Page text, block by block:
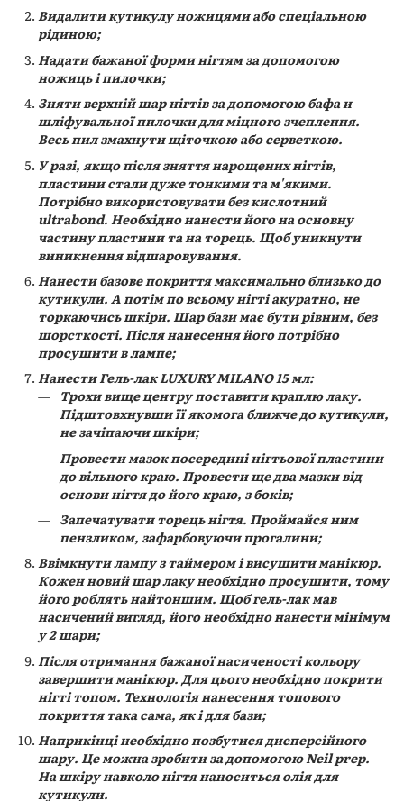
Видалити кутикулу ножицями або спеціальною
рідиною;
Надати бажаної форми нігтям за допомогою
ножиць і пилочки;
Зняти верхній шар нігтів за допомогою бафа и
шліфувальної пилочки для міцного зчеплення.
Весь пил змахнути щіточкою або серветкою.
У разі, якщо після зняття нарощених нігтів,
пластини стали дуже тонкими та м'якими.
Потрібно використовувати без кислотний
ultrabond. Необхідно нанести його на основну
частину пластини та на торець. Щоб уникнути
виникнення відшаровування.
Нанести базове покриття максимально близько до
кутикули. А потім по всьому нігті акуратно, не
торкаючись шкіри. Шар бази має бути рівним, без
шорсткості. Після нанесення його потрібно
просушити в лампе;
Нанести Гель-лак LUXURY MILANO 15 мл:
Трохи вище центру поставити краплю лаку.
Підштовхнувши її якомога ближче до кутикули,
не зачіпаючи шкіри;
Провести мазок посередині нігтьової пластини
до вільного краю. Провести ще два мазки від
основи нігтя до його краю, з боків;
Запечатувати торець нігтя. Проймайся ним
пензликом, зафарбовуючи прогалини;
Ввімкнути лампу з таймером і висушити манікюр.
Кожен новий шар лаку необхідно просушити, тому
його роблять найтоншим. Щоб гель-лак мав
насичений вигляд, його необхідно нанести мінімум
у 2 шари;
Після отримання бажаної насиченості кольору
завершити манікюр. Для цього необхідно покрити
нігті топом. Технологія нанесення топового
покриття така сама, як і для бази;
Наприкінці необхідно позбутися дисперсійного
шару. Це можна зробити за допомогою Neil prep.
На шкіру навколо нігтя наноситься олія для
кутикули.